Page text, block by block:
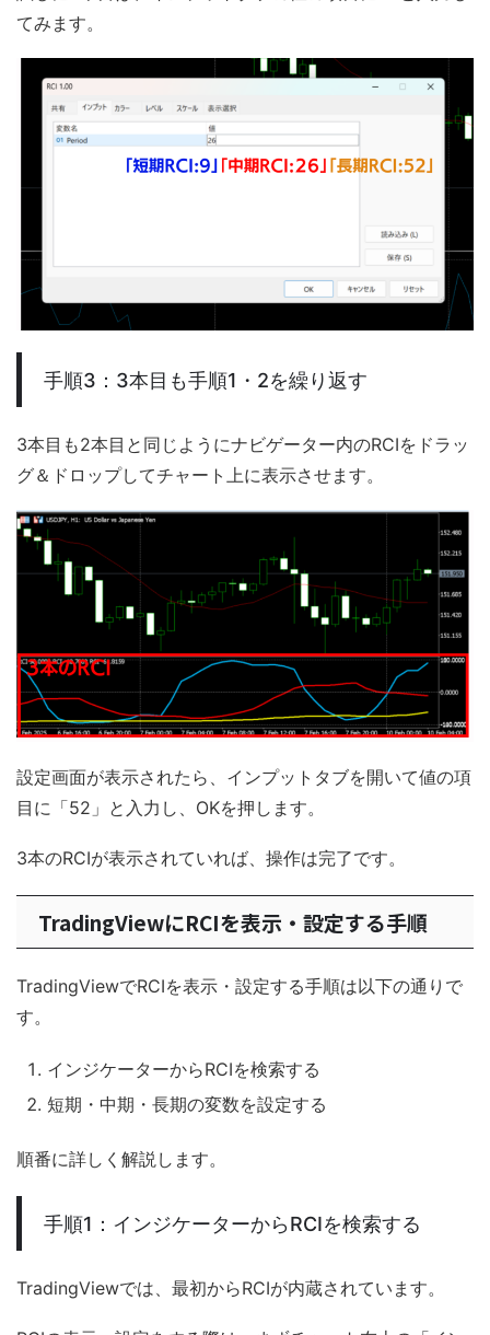
てみます。
手順3：3本目も手順1・2を繰り返す
3本目も2本目と同じようにナビゲーター内のRCIをドラッ
グ＆ドロップしてチャート上に表示させます。
設定画面が表示されたら、インプットタブを開いて値の項
目に「52」と入力し、OKを押します。
3本のRCIが表示されていれば、操作は完了です。
TradingViewにRCIを表示・設定する手順
TradingViewでRCIを表示・設定する手順は以下の通りで
す。
インジケーターからRCIを検索する
短期・中期・長期の変数を設定する
順番に詳しく解説します。
手順1：インジケーターからRCIを検索する
TradingViewでは、最初からRCIが内蔵されています。